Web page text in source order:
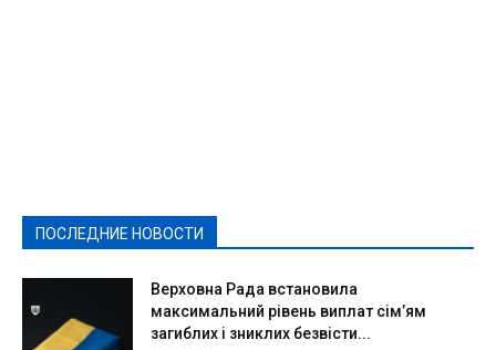
ПОСЛЕДНИЕ НОВОСТИ
Верховна Рада встановила
максимальний рівень виплат сім’ям
загиблих і зниклих безвісти...